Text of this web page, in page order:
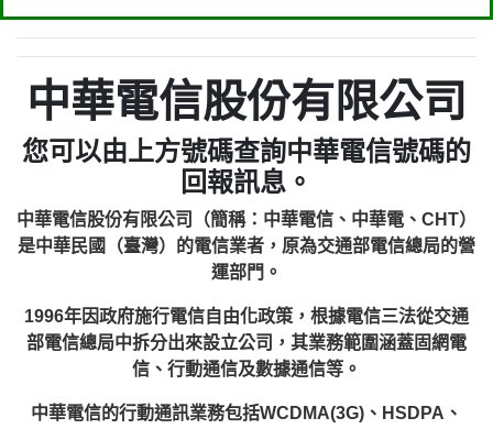
中華電信股份有限公司
您可以由上方號碼查詢中華電信號碼的
回報訊息。
中華電信股份有限公司（簡稱：中華電信、中華電、CHT）
是中華民國（臺灣）的電信業者，原為交通部電信總局的營
運部門。
1996年因政府施行電信自由化政策，根據電信三法從交通
部電信總局中拆分出來設立公司，其業務範圍涵蓋固網電
信、行動通信及數據通信等。
中華電信的行動通訊業務包括WCDMA(3G)、HSDPA、